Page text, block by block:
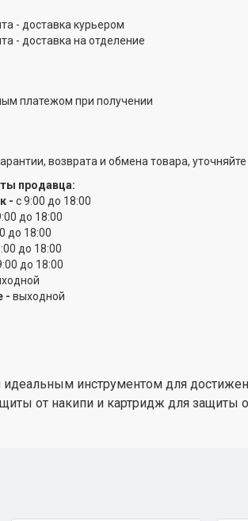
- доставка курьером
- доставка на отделение
платежом при получении
возврата и обмена товара,
продавца:
- с 9:00 до 18:00
до 18:00
до 18:00
до 18:00
до 18:00
- выходной
идеальным инструментом для
от накипи и картридж для защиты